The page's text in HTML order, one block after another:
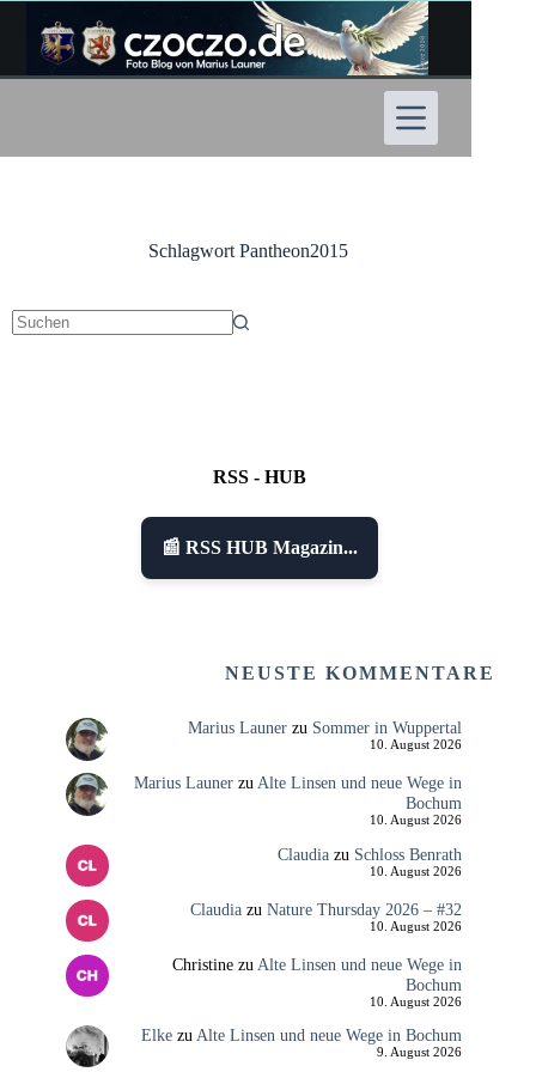
Inhalt
springen
SchlagwortPantheon2015
RSS - HUB
📰 RSS HUB Magazin...
NEUSTE KOMMENTARE
Marius Launerzu Sommer in Wuppertal
10. August 2026
Marius LaunerzuAlte Linsen und neue Wege in
Bochum
10. August 2026
Claudiazu Schloss Benrath
10. August 2026
Claudiazu Nature Thursday 2026 – #32
10. August 2026
Christinezu Alte Linsen und neue Wege in
Bochum
10. August 2026
Elkezu Alte Linsen und neue Wege in Bochum
9. August 2026